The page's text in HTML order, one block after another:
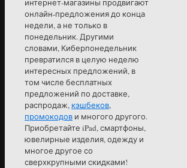
интернет-магазины продвигают
онлайн-предложения до конца
недели, а не только в
понедельник. Другими
словами, Киберпонедельник
превратился в целую неделю
интересных предложений, в
том числе бесплатных
предложений по доставке,
распродаж, кэшбеков,
промокодов и многого другого.
Приобретайте iPad, смартфоны,
ювелирные изделия, одежду и
многое другое со
сверхкрупными скидками!